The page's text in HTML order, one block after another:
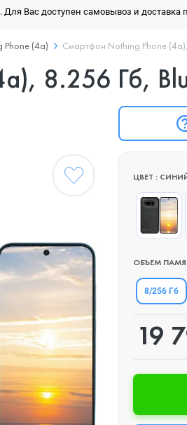
Вас доступен самовывоз и доставка
Phone (4a) Смартфон Nothing Phone
8.256 Гб,
ЦВЕТ :
ОБЪЕМ
8/256 Гб
19